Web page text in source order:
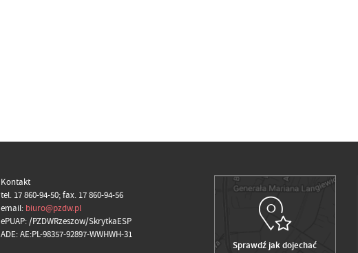
Kontakt
tel. 17 860-94-50; fax. 17 860-94-56
email: biuro@pzdw.pl
ePUAP: /PZDWRzeszow/SkrytkaESP
ADE: AE:PL-98357-92897-WWHWH-31
Sprawdź jak dojechać